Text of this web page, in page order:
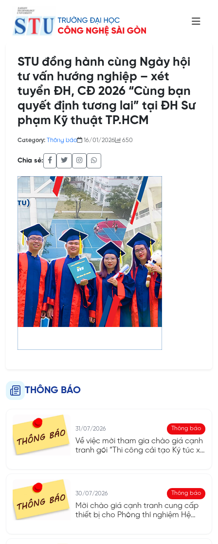
STU đồng hành cùng Ngày hội
tư vấn hướng nghiệp – xét
tuyển ĐH, CĐ 2026 “Cùng bạn
quyết định tương lai” tại ĐH Sư
phạm Kỹ thuật TP.HCM
Category: Thông báo 16/01/2026 650
Chia sẻ:
THÔNG BÁO
31/07/2026 Thông báo
Về việc mời tham gia chào giá cạnh
tranh gói “Thi công cải tạo Ký túc xá
30/07/2026 Thông báo
Mời chào giá cạnh tranh cung cấp
thiết bị cho Phòng thí nghiệm Hệ